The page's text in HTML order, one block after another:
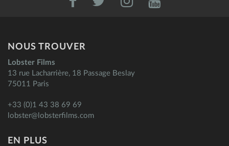
NOUS TROUVER
Lobster Films
13 rue Lacharrière, 18 Passage Beslay
75011 Paris
+33 (0)1 43 38 69 69
lobster@lobsterfilms.com
EN PLUS